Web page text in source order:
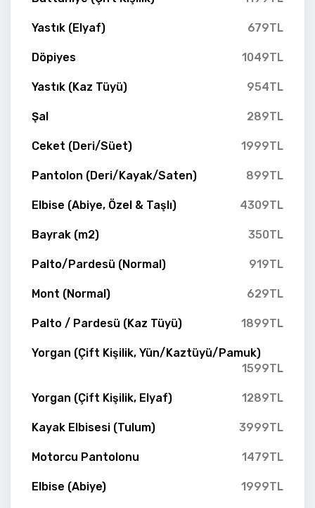
Yastık (Elyaf) 679TL
Döpiyes 1049TL
Yastık (Kaz Tüyü) 954TL
Şal 289TL
Ceket (Deri/Süet) 1999TL
Pantolon (Deri/Kayak/Saten) 899TL
Elbise (Abiye, Özel & Taşlı) 4309TL
Bayrak (m2) 350TL
Palto/Pardesü (Normal) 919TL
Mont (Normal) 629TL
Palto / Pardesü (Kaz Tüyü) 1899TL
Yorgan (Çift Kişilik, Yün/Kaztüyü/Pamuk)
1599TL
Yorgan (Çift Kişilik, Elyaf) 1289TL
Kayak Elbisesi (Tulum) 3999TL
Motorcu Pantolonu 1479TL
Elbise (Abiye) 1999TL